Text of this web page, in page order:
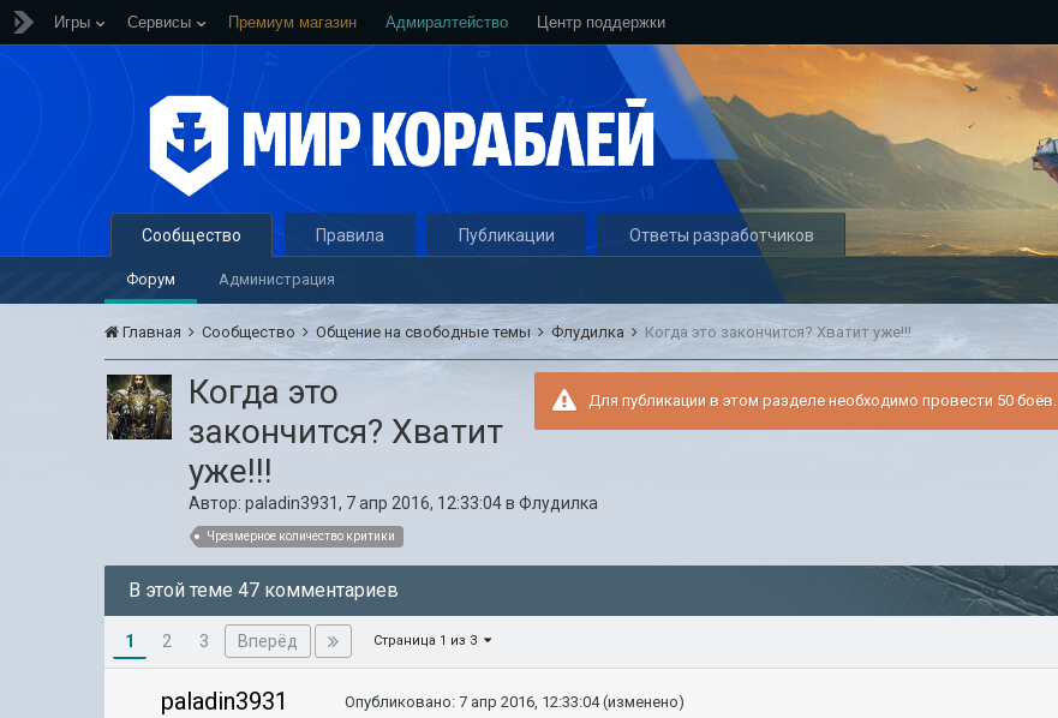
Игры Сервисы Премиум магазин Адмиралтейство Центр поддержки
Сообщество
Форум Администрация
Правила Публикации Ответы разработчиков
Главная Сообщество Общение на свободные темы Флудилка Когда это закончится? Хватит уже!!!
Для публикации в этом разделе необходимо провести 50 боёв.
Когда это
закончится? Хватит
уже!!!
Автор:paladin3931, 7 апр 2016, 12:33:04вФлудилка
Чрезмерное количество критики
В этой теме 47 комментариев
1 2 3 Вперёд Страница 1 из 3
paladin3931 Опубликовано:7 апр 2016, 12:33:04 (изменено)